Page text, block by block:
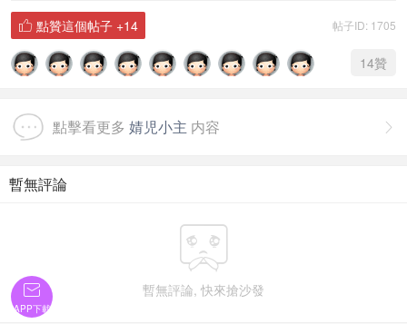
帖子ID: 1705
 點贊這個帖子 +14
14贊

點擊看更多 婧児小主 内容
暫無評論

暫無評論, 快來搶沙發

APP下載